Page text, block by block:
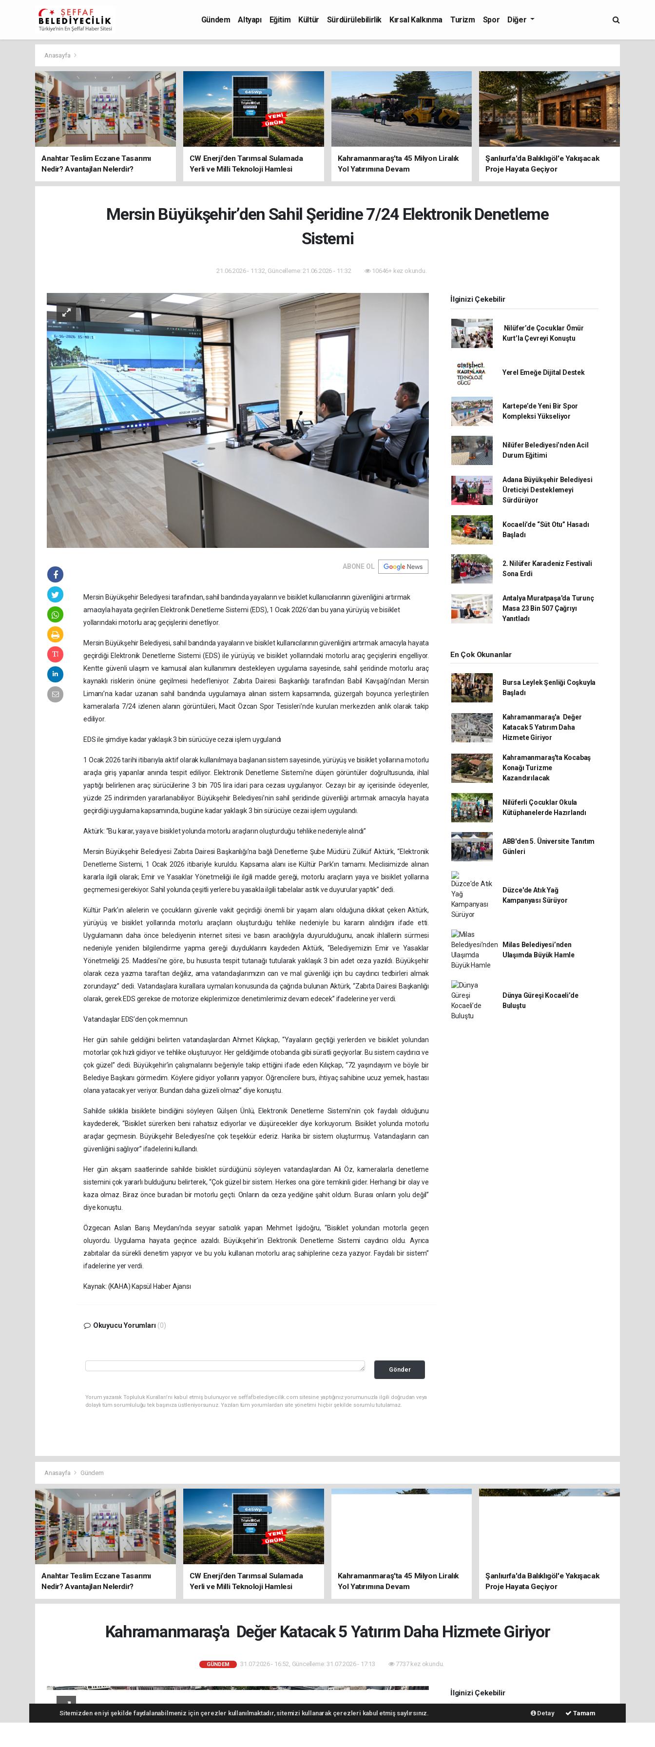
Gündem Altyapı Eğitim Kültür Sürdürülebilirlik Kırsal Kalkınma Turizm Spor Diğer
Anasayfa
Anahtar Teslim Eczane Tasarımı
Nedir? Avantajları Nelerdir?
CW Enerji’den Tarımsal Sulamada
Yerli ve Milli Teknoloji Hamlesi
Kahramanmaraş'ta 45 Milyon Liralık
Yol Yatırımına Devam
Şanlıurfa'da Balıklıgöl'e Yakışacak
Proje Hayata Geçiyor
Mersin Büyükşehir’den Sahil Şeridine 7/24 Elektronik Denetleme
Sistemi
21.06.2026 - 11:32, Güncelleme: 21.06.2026 - 11:32 10646+ kez okundu.
ABONE OL
Mersin Büyükşehir Belediyesi tarafından, sahil bandında yayaların ve bisiklet kullanıcılarının güvenliğini artırmak
amacıyla hayata geçirilen Elektronik Denetleme Sistemi (EDS), 1 Ocak 2026’dan bu yana yürüyüş ve bisiklet
yollarındaki motorlu araç geçişlerini denetliyor.
Mersin Büyükşehir Belediyesi, sahil bandında yayaların ve bisiklet kullanıcılarının güvenliğini artırmak amacıyla hayata
geçirdiği Elektronik Denetleme Sistemi (EDS) ile yürüyüş ve bisiklet yollarındaki motorlu araç geçişlerini engelliyor.
Kentte güvenli ulaşım ve kamusal alan kullanımını destekleyen uygulama sayesinde, sahil şeridinde motorlu araç
kaynaklı risklerin önüne geçilmesi hedefleniyor. Zabıta Dairesi Başkanlığı tarafından Babil Kavşağı’ndan Mersin
Limanı’na kadar uzanan sahil bandında uygulamaya alınan sistem kapsamında, güzergah boyunca yerleştirilen
kameralarla 7/24 izlenen alanın görüntüleri, Macit Özcan Spor Tesisleri’nde kurulan merkezden anlık olarak takip
ediliyor.
EDS ile şimdiye kadar yaklaşık 3 bin sürücüye cezai işlem uygulandı
1 Ocak 2026 tarihi itibarıyla aktif olarak kullanılmaya başlanan sistem sayesinde, yürüyüş ve bisiklet yollarına motorlu
araçla giriş yapanlar anında tespit ediliyor. Elektronik Denetleme Sistemi’ne düşen görüntüler doğrultusunda, ihlal
yaptığı belirlenen araç sürücülerine 3 bin 705 lira idari para cezası uygulanıyor. Cezayı bir ay içerisinde ödeyenler,
yüzde 25 indirimden yararlanabiliyor. Büyükşehir Belediyesi’nin sahil şeridinde güvenliği artırmak amacıyla hayata
geçirdiği uygulama kapsamında, bugüne kadar yaklaşık 3 bin sürücüye cezai işlem uygulandı.
Aktürk: “Bu karar, yaya ve bisiklet yolunda motorlu araçların oluşturduğu tehlike nedeniyle alındı”
Mersin Büyükşehir Belediyesi Zabıta Dairesi Başkanlığı’na bağlı Denetleme Şube Müdürü Zülküf Aktürk, “Elektronik
Denetleme Sistemi, 1 Ocak 2026 itibariyle kuruldu. Kapsama alanı ise Kültür Park’ın tamamı. Meclisimizde alınan
kararla ilgili olarak; Emir ve Yasaklar Yönetmeliği ile ilgili madde gereği, motorlu araçların yaya ve bisiklet yollarına
geçmemesi gerekiyor. Sahil yolunda çeşitli yerlere bu yasakla ilgili tabelalar astık ve duyurular yaptık” dedi.
Kültür Park’ın ailelerin ve çocukların güvenle vakit geçirdiği önemli bir yaşam alanı olduğuna dikkat çeken Aktürk,
yürüyüş ve bisiklet yollarında motorlu araçların oluşturduğu tehlike nedeniyle bu kararın alındığını ifade etti.
Uygulamanın daha önce belediyenin internet sitesi ve basın aracılığıyla duyurulduğunu, ancak ihlallerin sürmesi
nedeniyle yeniden bilgilendirme yapma gereği duyduklarını kaydeden Aktürk, “Belediyemizin Emir ve Yasaklar
Yönetmeliği 25. Maddesi’ne göre, bu hususta tespit tutanağı tutularak yaklaşık 3 bin adet ceza yazıldı. Büyükşehir
olarak ceza yazma taraftarı değiliz, ama vatandaşlarımızın can ve mal güvenliği için bu caydırıcı tedbirleri almak
zorundayız” dedi. Vatandaşlara kurallara uymaları konusunda da çağrıda bulunan Aktürk, “Zabıta Dairesi Başkanlığı
olarak, gerek EDS gerekse de motorize ekiplerimizce denetimlerimiz devam edecek” ifadelerine yer verdi.
Vatandaşlar EDS’den çok memnun
Her gün sahile geldiğini belirten vatandaşlardan Ahmet Kılıçkap, “Yayaların geçtiği yerlerden ve bisiklet yolundan
motorlar çok hızlı gidiyor ve tehlike oluşturuyor. Her geldiğimde otobanda gibi süratli geçiyorlar. Bu sistem caydırıcı ve
çok güzel” dedi. Büyükşehir’in çalışmalarını beğeniyle takip ettiğini ifade eden Kılıçkap, “72 yaşındayım ve böyle bir
Belediye Başkanı görmedim. Köylere gidiyor yollarını yapıyor. Öğrencilere burs, ihtiyaç sahibine ucuz yemek, hastası
olana yatacak yer veriyor. Bundan daha güzeli olmaz” diye konuştu.
Sahilde sıklıkla bisiklete bindiğini söyleyen Gülşen Ünlü, Elektronik Denetleme Sistemi’nin çok faydalı olduğunu
kaydederek, “Bisiklet sürerken beni rahatsız ediyorlar ve düşürecekler diye korkuyorum. Bisiklet yolunda motorlu
araçlar geçmesin. Büyükşehir Belediyesi’ne çok teşekkür ederiz. Harika bir sistem oluşturmuş. Vatandaşların can
güvenliğini sağlıyor” ifadelerini kullandı.
Her gün akşam saatlerinde sahilde bisiklet sürdüğünü söyleyen vatandaşlardan Ali Öz, kameralarla denetleme
sistemini çok yararlı bulduğunu belirterek, “Çok güzel bir sistem. Herkes ona göre temkinli gider. Herhangi bir olay ve
kaza olmaz. Biraz önce buradan bir motorlu geçti. Onların da ceza yediğine şahit oldum. Burası onların yolu değil”
diye konuştu.
Özgecan Aslan Barış Meydanı’nda seyyar satıcılık yapan Mehmet İşidoğru, “Bisiklet yolundan motorla geçen
oluyordu. Uygulama hayata geçince azaldı. Büyükşehir’in Elektronik Denetleme Sistemi caydırıcı oldu. Ayrıca
zabıtalar da sürekli denetim yapıyor ve bu yolu kullanan motorlu araç sahiplerine ceza yazıyor. Faydalı bir sistem”
ifadelerine yer verdi.
Kaynak: (KAHA) Kapsül Haber Ajansı
Okuyucu Yorumları (0)
Gönder
Yorum yazarak Topluluk Kuralları’nı kabul etmiş bulunuyor ve seffafbelediyecilik.com sitesine yaptığınız yorumunuzla ilgili doğrudan veya
dolaylı tüm sorumluluğu tek başınıza üstleniyorsunuz. Yazılan tüm yorumlardan site yönetimi hiçbir şekilde sorumlu tutulamaz.
İlginizi Çekebilir
Nilüfer’de Çocuklar Ömür
Kurt’la Çevreyi Konuştu
Yerel Emeğe Dijital Destek
Kartepe’de Yeni Bir Spor
Kompleksi Yükseliyor
Nilüfer Belediyesi’nden Acil
Durum Eğitimi
Adana Büyükşehir Belediyesi
Üreticiyi Desteklemeyi
Sürdürüyor
Kocaeli’de “Süt Otu” Hasadı
Başladı
2. Nilüfer Karadeniz Festivali
Sona Erdi
Antalya Muratpaşa'da Turunç
Masa 23 Bin 507 Çağrıyı
Yanıtladı
En Çok Okunanlar
Bursa Leylek Şenliği Coşkuyla
Başladı
Kahramanmaraş'a Değer
Katacak 5 Yatırım Daha
Hizmete Giriyor
Kahramanmaraş'ta Kocabaş
Konağı Turizme
Kazandırılacak
Nilüferli Çocuklar Okula
Kütüphanelerde Hazırlandı
ABB'den 5. Üniversite Tanıtım
Günleri
Düzce'de Atık Yağ
Kampanyası Sürüyor
Milas Belediyesi’nden
Ulaşımda Büyük Hamle
Dünya Güreşi Kocaeli’de
Buluştu
Anasayfa Gündem
Anahtar Teslim Eczane Tasarımı
Nedir? Avantajları Nelerdir?
CW Enerji’den Tarımsal Sulamada
Yerli ve Milli Teknoloji Hamlesi
Kahramanmaraş'ta 45 Milyon Liralık
Yol Yatırımına Devam
Şanlıurfa'da Balıklıgöl'e Yakışacak
Proje Hayata Geçiyor
Kahramanmaraş'a Değer Katacak 5 Yatırım Daha Hizmete Giriyor
GÜNDEM 31.07.2026 - 16:52, Güncelleme: 31.07.2026 - 17:13 7737 kez okundu.
İlginizi Çekebilir
Kocaeli’de “Süt Otu” Hasadı
Sitemizden en iyi şekilde faydalanabilmeniz için çerezler kullanılmaktadır, sitemizi kullanarak çerezleri kabul etmiş saylırsınız. Detay Tamam